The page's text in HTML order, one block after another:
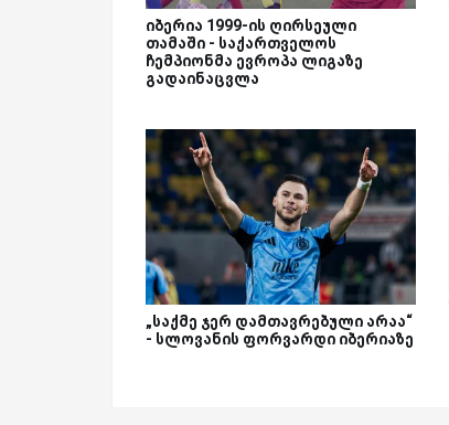
იბერია 1999-ის ღირსეული
თამაში - საქართველოს
ჩემპიონმა ევროპა ლიგაზე
გადაინაცვლა
„საქმე ჯერ დამთავრებული არაა“
- სლოვანის ფორვარდი იბერიაზე